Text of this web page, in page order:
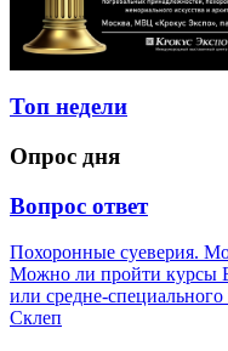
Топ недели
Опрос дня
Вопрос ответ
Похоронные суеверия.
Можно ли пройти курсы
или средне-
Склеп